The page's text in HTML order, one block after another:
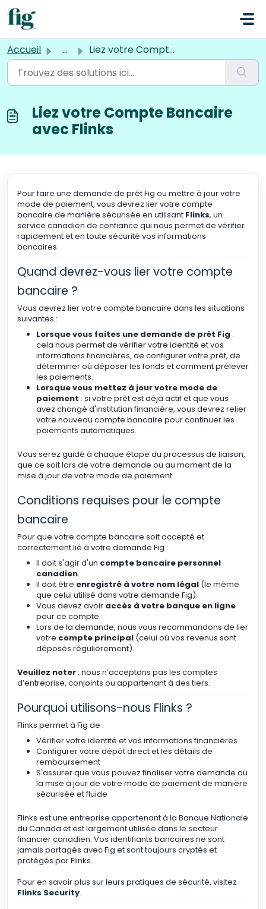
Passer au contenu principal
Accueil ... Liez votre Compte Bancaire avec Flinks
Liez votre Compte Bancaire
avec Flinks
Pour faire une demande de prêt Fig ou mettre à jour votre
mode de paiement, vous devrez lier votre compte
bancaire de manière sécurisée en utilisant Flinks, un
service canadien de confiance qui nous permet de vérifier
rapidement et en toute sécurité vos informations
bancaires.
Quand devrez-vous lier votre compte
bancaire ?
Vous devrez lier votre compte bancaire dans les situations
suivantes :
Lorsque vous faites une demande de prêt Fig :
cela nous permet de vérifier votre identité et vos
informations financières, de configurer votre prêt, de
déterminer où déposer les fonds et comment prélever
les paiements.
Lorsque vous mettez à jour votre mode de
paiement : si votre prêt est déjà actif et que vous
avez changé d'institution financière, vous devrez relier
votre nouveau compte bancaire pour continuer les
paiements automatiques.
Vous serez guidé à chaque étape du processus de liaison,
que ce soit lors de votre demande ou au moment de la
mise à jour de votre mode de paiement.
Conditions requises pour le compte
bancaire
Pour que votre compte bancaire soit accepté et
correctement lié à votre demande Fig :
Il doit s'agir d'un compte bancaire personnel
canadien.
Il doit être enregistré à votre nom légal (le même
que celui utilisé dans votre demande Fig).
Vous devez avoir accès à votre banque en ligne
pour ce compte.
Lors de la demande, nous vous recommandons de lier
votre compte principal (celui où vos revenus sont
déposés régulièrement).
Veuillez noter : nous n’acceptons pas les comptes
d’entreprise, conjoints ou appartenant à des tiers.
Pourquoi utilisons-nous Flinks ?
Flinks permet à Fig de :
Vérifier votre identité et vos informations financières
Configurer votre dépôt direct et les détails de
remboursement
S'assurer que vous pouvez finaliser votre demande ou
la mise à jour de votre mode de paiement de manière
sécurisée et fluide
Flinks est une entreprise appartenant à la Banque Nationale
du Canada et est largement utilisée dans le secteur
financier canadien. Vos identifiants bancaires ne sont
jamais partagés avec Fig et sont toujours cryptés et
protégés par Flinks.
Pour en savoir plus sur leurs pratiques de sécurité, visitez
Flinks Security.